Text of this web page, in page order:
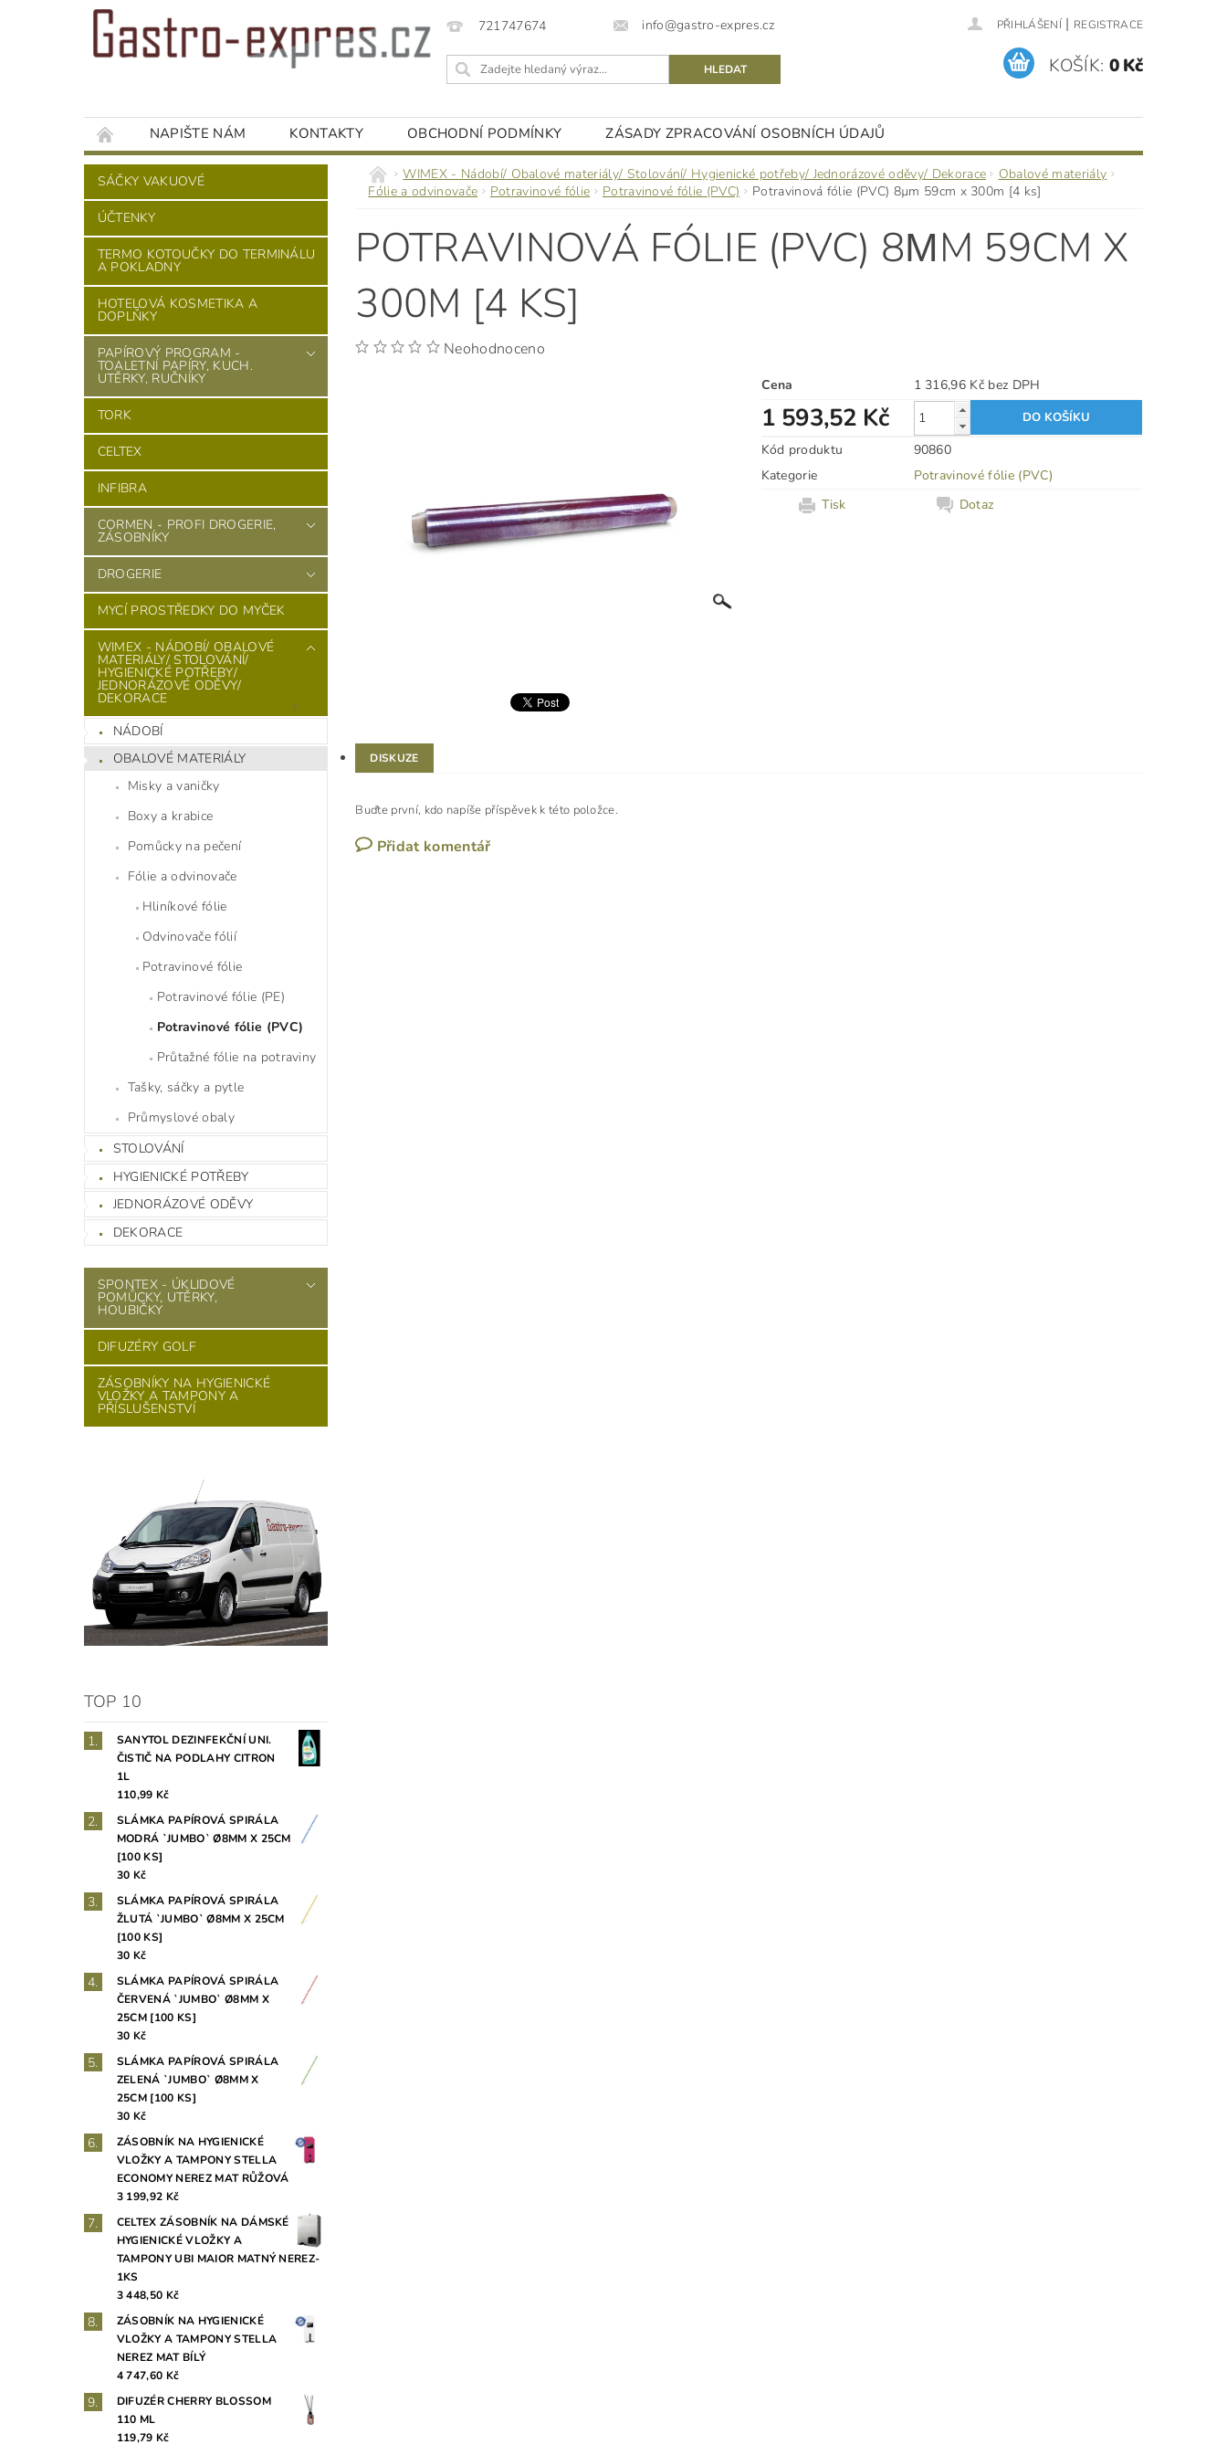
721747674 info@gastro-expres.cz PŘIHLÁŠENÍ | REGISTRACE
KOŠÍK: 0 Kč
NAPIŠTE NÁM KONTAKTY OBCHODNÍ PODMÍNKY ZÁSADY ZPRACOVÁNÍ OSOBNÍCH ÚDAJŮ
SÁČKY VAKUOVÉ
ÚČTENKY
TERMO KOTOUČKY DO TERMINÁLU
A POKLADNY
HOTELOVÁ KOSMETIKA A
DOPLŇKY
PAPÍROVÝ PROGRAM -
TOALETNÍ PAPÍRY, KUCH.
UTĚRKY, RUČNÍKY
TORK
CELTEX
INFIBRA
CORMEN - PROFI DROGERIE,
ZÁSOBNÍKY
DROGERIE
MYCÍ PROSTŘEDKY DO MYČEK
WIMEX - NÁDOBÍ/ OBALOVÉ
MATERIÁLY/ STOLOVÁNÍ/
HYGIENICKÉ POTŘEBY/
JEDNORÁZOVÉ ODĚVY/
DEKORACE
NÁDOBÍ
OBALOVÉ MATERIÁLY
Misky a vaničky
Boxy a krabice
Pomůcky na pečení
Fólie a odvinovače
Hliníkové fólie
Odvinovače fólií
Potravinové fólie
Potravinové fólie (PE)
Potravinové fólie (PVC)
Průtažné fólie na potraviny
Tašky, sáčky a pytle
Průmyslové obaly
STOLOVÁNÍ
HYGIENICKÉ POTŘEBY
JEDNORÁZOVÉ ODĚVY
DEKORACE
SPONTEX - ÚKLIDOVÉ
POMŮCKY, UTĚRKY,
HOUBIČKY
DIFUZÉRY GOLF
ZÁSOBNÍKY NA HYGIENICKÉ
VLOŽKY A TAMPONY A
PŘÍSLUŠENSTVÍ
TOP 10
SANYTOL DEZINFEKČNÍ UNI.
ČISTIČ NA PODLAHY CITRON
1L
110,99 Kč
SLÁMKA PAPÍROVÁ SPIRÁLA
MODRÁ `JUMBO` Ø8MM X 25CM
[100 KS]
30 Kč
SLÁMKA PAPÍROVÁ SPIRÁLA
ŽLUTÁ `JUMBO` Ø8MM X 25CM
[100 KS]
30 Kč
SLÁMKA PAPÍROVÁ SPIRÁLA
ČERVENÁ `JUMBO` Ø8MM X
25CM [100 KS]
30 Kč
SLÁMKA PAPÍROVÁ SPIRÁLA
ZELENÁ `JUMBO` Ø8MM X
25CM [100 KS]
30 Kč
ZÁSOBNÍK NA HYGIENICKÉ
VLOŽKY A TAMPONY STELLA
ECONOMY NEREZ MAT RŮŽOVÁ
3 199,92 Kč
CELTEX ZÁSOBNÍK NA DÁMSKÉ
HYGIENICKÉ VLOŽKY A
TAMPONY UBI MAIOR MATNÝ NEREZ-
1KS
3 448,50 Kč
ZÁSOBNÍK NA HYGIENICKÉ
VLOŽKY A TAMPONY STELLA
NEREZ MAT BÍLÝ
4 747,60 Kč
DIFUZÉR CHERRY BLOSSOM
110 ML
119,79 Kč
WIMEX - Nádobí/ Obalové materiály/ Stolování/ Hygienické potřeby/ Jednorázové oděvy/ Dekorace
Obalové materiály
Fólie a odvinovače
Potravinové fólie Potravinové fólie (PVC) Potravinová fólie (PVC) 8µm 59cm x 300m [4 ks]
POTRAVINOVÁ FÓLIE (PVC) 8ΜM 59CM X
300M [4 KS]
Neohodnoceno
Cena 1 316,96 Kč bez DPH
1 593,52 Kč
Kód produktu
90860
Kategorie
Potravinové fólie (PVC)
Tisk
Dotaz
DISKUZE
Buďte první, kdo napíše příspěvek k této položce.
Přidat komentář